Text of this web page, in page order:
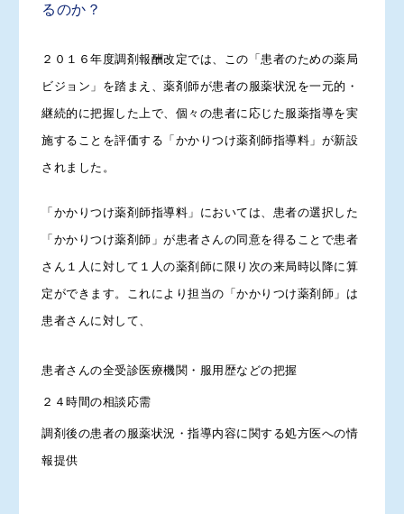
るのか？
２０１６年度調剤報酬改定では、この「患者のための薬局
ビジョン」を踏まえ、薬剤師が患者の服薬状況を一元的・
継続的に把握した上で、個々の患者に応じた服薬指導を実
施することを評価する「かかりつけ薬剤師指導料」が新設
されました。
「かかりつけ薬剤師指導料」においては、患者の選択した
「かかりつけ薬剤師」が患者さんの同意を得ることで患者
さん１人に対して１人の薬剤師に限り次の来局時以降に算
定ができます。これにより担当の「かかりつけ薬剤師」は
患者さんに対して、
患者さんの全受診医療機関・服用歴などの把握
２４時間の相談応需
調剤後の患者の服薬状況・指導内容に関する処方医への情
報提供